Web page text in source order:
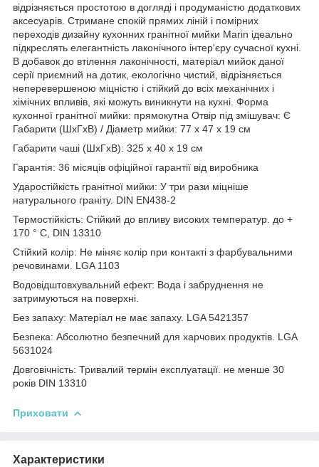
відрізняється простотою в догляді і продуманістю додаткових
аксесуарів. Стримане спокій прямих ліній і помірних
переходів дизайну кухонних гранітної мийки Marin ідеально
підкреслять елегантність лаконічного інтер'єру сучасної кухні.
В добавок до втілення лаконічності, матеріал мийок даної
серії приємний на дотик, екологічно чистий, відрізняється
неперевершеною міцністю і стійкий до всіх механічних і
хімічних впливів, які можуть виникнути на кухні. Форма
кухонної гранітної мийки: прямокутна Отвір під змішувач: Є
Габарити (ШхГхВ) / Діаметр мийки: 77 х 47 х 19 см
Габарити чаші (ШхГхВ): 325 х 40 х 19 см
Гарантія: 36 місяців офіційної гарантії від виробника
Ударостійкість гранітної мийки: У три рази міцніше
натурального граніту. DIN EN438-2
Термостійкість: Стійкий до впливу високих температур. до +
170 ° C, DIN 13310
Стійкий колір: Не міняє колір при контакті з фарбувальними
речовинами. LGA 1103
Водовідштовхувальний ефект: Вода і забруднення не
затримуються на поверхні.
Без запаху: Матеріал не має запаху. LGA 5421357
Безпека: Абсолютно безпечний для харчових продуктів. LGA
5631024
Довговічність: Тривалий термін експлуатації. не менше 30
років DIN 13310
Приховати
Характеристики